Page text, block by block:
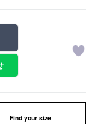
Find your size